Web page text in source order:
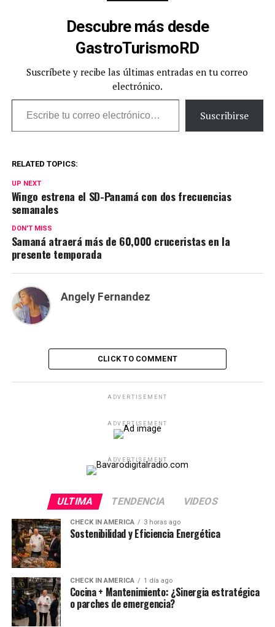
Descubre más desde
GastroTurismoRD
Suscríbete y recibe las últimas entradas en tu correo
electrónico.
Escribe tu correo electrónico…
Suscribirse
RELATED TOPICS:
UP NEXT
Wingo estrena el SD-Panamá con dos frecuencias
semanales
DON'T MISS
Samaná atraerá más de 60,000 cruceristas en la
presente temporada
Angely Fernandez
CLICK TO COMMENT
ADVERTISEMENT
ADVERTISEMENT
ADVERTISEMENT
ULTIMA TENDENCIA VIDEOS
CHECK IN AMERICA 3 horas ago
Sostenibilidad y Eficiencia Energética
CHECK IN AMERICA 1 día ago
Cocina + Mantenimiento: ¿Sinergia estratégica
o parches de emergencia?